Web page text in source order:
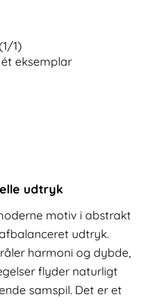
1)
eksemplar
udtryk
motiv i abstrakt
udtryk.
harmoni og dybde,
flyder naturligt
samspil. Det er et